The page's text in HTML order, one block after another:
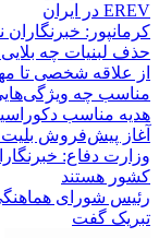
EREV در ایران
کرمانپور: خبرنگاران
حذف لبنیات چه
از علاقه شخصی تا
مناسب چه
هدیه مناسب
آغاز پیش‌فروش بلیت
وزارت دفاع:
کشور هستند
رئیس شورای هماهنگی
تبریک گفت